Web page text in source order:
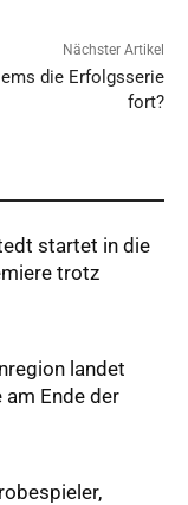
Nächster Artikel
die Erfolgsserie
fort?
startet in die
trotz
landet
am Ende der